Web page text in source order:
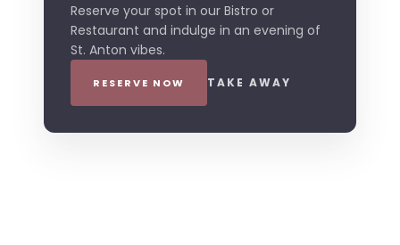
Reserve your spot in our Bistro or
Restaurant and indulge in an evening of
St. Anton vibes.
RESERVE NOW TAKE AWAY